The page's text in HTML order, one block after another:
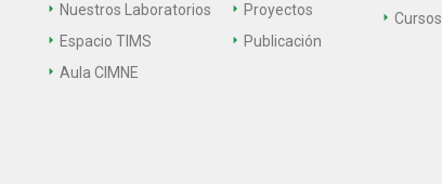
Nuestros Laboratorios
Espacio TIMS
Aula CIMNE
Proyectos
Publicación
Cursos